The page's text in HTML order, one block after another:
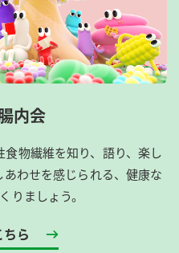
内会
物繊維を知り、語り、楽し
わせを感じられる、健康な
りましょう。
ら